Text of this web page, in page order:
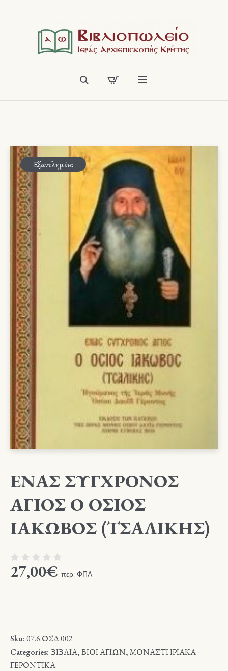
Εξαντλημένο
ΕΝΑΣ ΣΥΓΧΡΟΝΟΣ
ΑΓΙΟΣ Ο ΟΣΙΟΣ
ΙΑΚΩΒΟΣ (ΤΣΑΛΙΚΗΣ)
27,00€ περ. ΦΠΑ
Sku: 07.6.ΟΣΔ.002
Categories: ΒΙΒΛΙΑ,ΒΙΟΙ ΑΓΙΩΝ,ΜΟΝΑΣΤΗΡΙΑΚΑ -
ΓΕΡΟΝΤΙΚΑ